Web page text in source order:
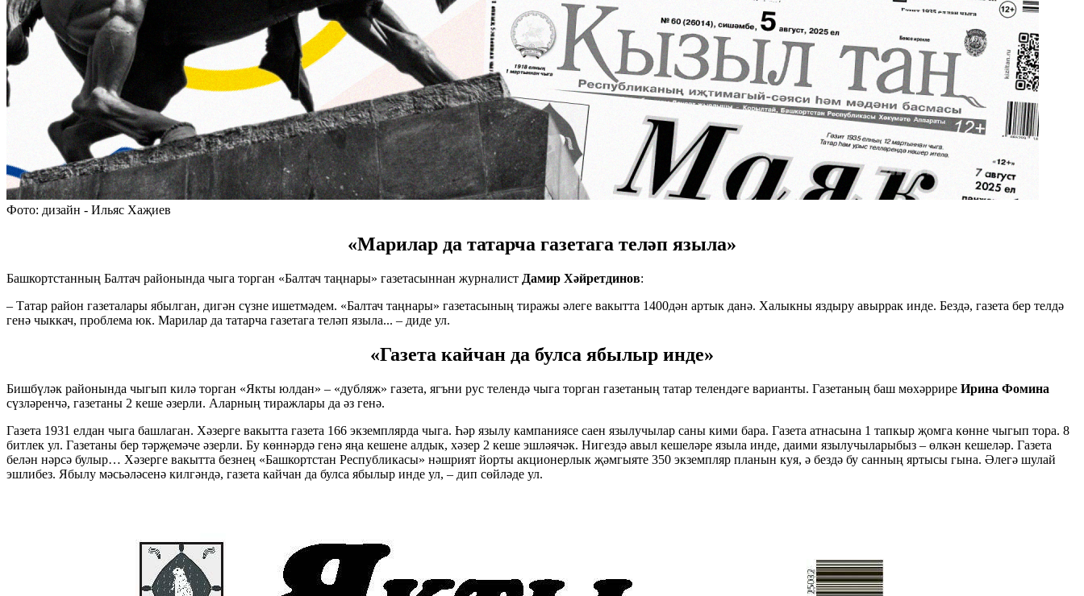
Фото: дизайн - Ильяс Хаҗиев
«Марилар да татарча газетага теләп языла»
Башкортстанның Балтач районында чыга торган «Балтач таңнары» газетасыннан журналист Дамир Хәйретдинов:
– Татар район газеталары ябылган, дигән сүзне ишетмәдем. «Балтач таңнары» газетасының тиражы әлеге вакытта 1400дән артык данә. Халыкны яздыру авыррак инде. Бездә, газета бер телдә
генә чыккач, проблема юк. Марилар да татарча газетага теләп языла... – диде ул.
«Газета кайчан да булса ябылыр инде»
Бишбүләк районында чыгып килә торган «Якты юлдан» – «дубляж» газета, ягъни рус телендә чыга торган газетаның татар телендәге варианты. Газетаның баш мөхәррире Ирина Фомина
сүзләренчә, газетаны 2 кеше әзерли. Аларның тиражлары да әз генә.
Газета 1931 елдан чыга башлаган. Хәзерге вакытта газета 166 экземплярда чыга. Һәр язылу кампаниясе саен язылучылар саны кими бара. Газета атнасына 1 тапкыр җомга көнне чыгып тора. 8
битлек ул. Газетаны бер тәрҗемәче әзерли. Бу көннәрдә генә яңа кешене алдык, хәзер 2 кеше эшләячәк. Нигездә авыл кешеләре языла инде, даими язылучыларыбыз – өлкән кешеләр. Газета
белән нәрсә булыр… Хәзерге вакытта безнең «Башкортстан Республикасы» нәшрият йорты акционерлык җәмгыяте 350 экземпляр планын куя, ә бездә бу санның яртысы гына. Әлегә шулай
эшлибез. Ябылу мәсьәләсенә килгәндә, газета кайчан да булса ябылыр инде ул, – дип сөйләде ул.